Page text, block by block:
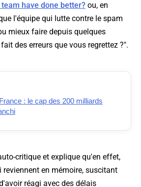
have done better? ou, en
l'équipe qui lutte contre le spam
mieux faire depuis quelques
des erreurs que vous regrettez ?".
: le cap des 200 milliards
critique et explique qu'en effet,
reviennent en mémoire, suscitant
réagi avec des délais